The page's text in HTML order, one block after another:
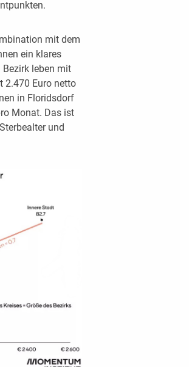
mit dem
ein klares
Bezirk leben mit
2.470 Euro netto
in Floridsdorf
Monat. Das ist
und